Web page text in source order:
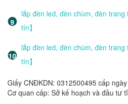
lắp đèn led, đèn chùm, đèn
tín】
lắp đèn led, đèn chùm, đèn
tín】
Giấy CNĐKDN: 0312500495 cấp
Cơ quan cấp: Sở kế hoạch và đầu tư